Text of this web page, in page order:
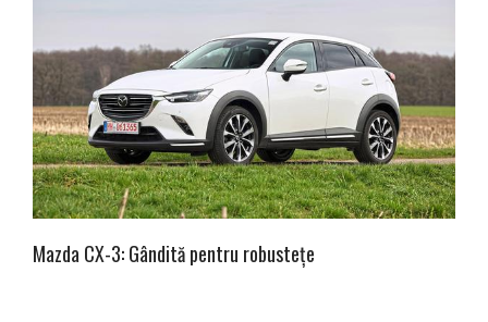
Mazda CX-3: Gândită pentru robustețe